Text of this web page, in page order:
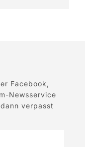
Facebook,
Newsservice
verpasst